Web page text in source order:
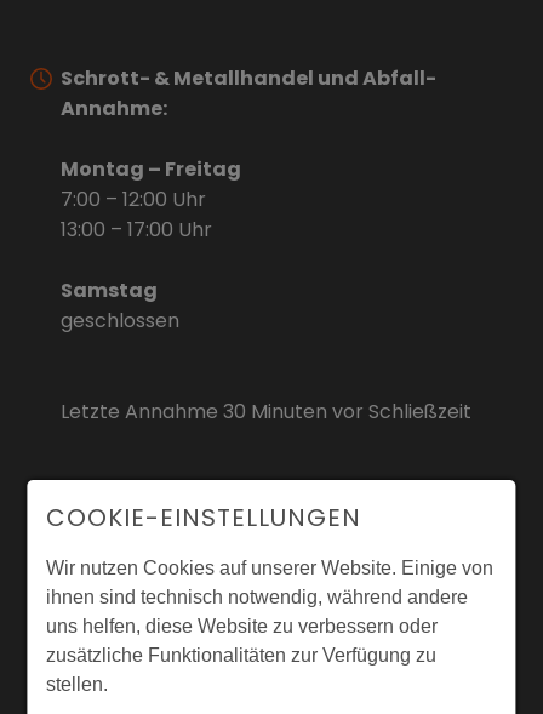
Schrott- & Metallhandel und Abfall-
Annahme:
Montag – Freitag
7:00 – 12:00 Uhr
13:00 – 17:00 Uhr
Samstag
geschlossen
Letzte Annahme 30 Minuten vor Schließzeit
COOKIE-EINSTELLUNGEN
Wir nutzen Cookies auf unserer Website. Einige von
ihnen sind technisch notwendig, während andere
uns helfen, diese Website zu verbessern oder
zusätzliche Funktionalitäten zur Verfügung zu
stellen.